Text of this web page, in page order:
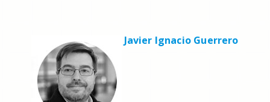
Javier Ignacio Guerrero